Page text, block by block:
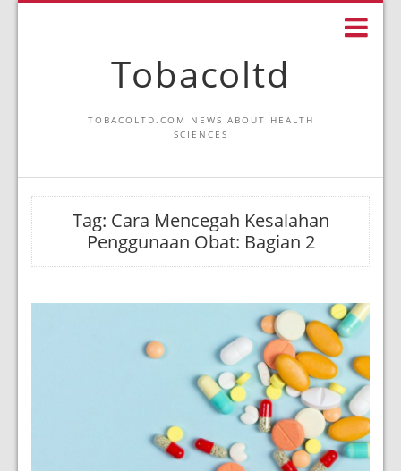
Tobacoltd
TOBACOLTD.COM NEWS ABOUT HEALTH
SCIENCES
Tag: Cara Mencegah Kesalahan
Penggunaan Obat: Bagian 2